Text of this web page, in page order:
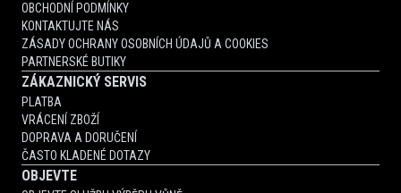
OBCHODNÍ PODMÍNKY
KONTAKTUJTE NÁS
ZÁSADY OCHRANY OSOBNÍCH ÚDAJŮ A COOKIES
PARTNERSKÉ BUTIKY
ZÁKAZNICKÝ SERVIS
PLATBA
VRÁCENÍ ZBOŽÍ
DOPRAVA A DORUČENÍ
ČASTO KLADENÉ DOTAZY
OBJEVTE